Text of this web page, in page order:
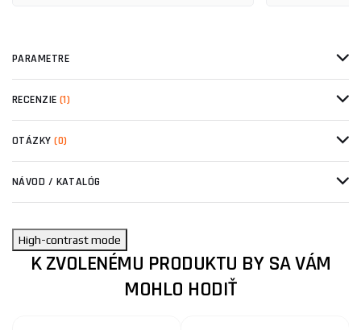
PARAMETRE
RECENZIE (1)
OTÁZKY(0)
NÁVOD / KATALÓG
High-contrast mode
K ZVOLENÉMU PRODUKTU BY SA VÁM
MOHLO HODIŤ